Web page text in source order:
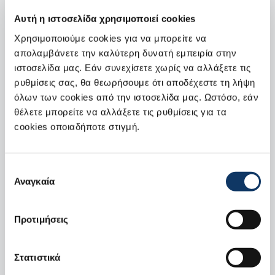
Αυτή η ιστοσελίδα χρησιμοποιεί cookies
Χρησιμοποιούμε cookies για να μπορείτε να
απολαμβάνετε την καλύτερη δυνατή εμπειρία στην
ιστοσελίδα μας. Εάν συνεχίσετε χωρίς να αλλάξετε τις
ρυθμίσεις σας, θα θεωρήσουμε ότι αποδέχεστε τη λήψη
όλων των cookies από την ιστοσελίδα μας. Ωστόσο, εάν
θέλετε μπορείτε να αλλάξετε τις ρυθμίσεις για τα
cookies οποιαδήποτε στιγμή.
συγκατάθεσης
Αναγκαία
Προτιμήσεις
Στατιστικά
H Suzuki που εκπροσωπείται στην Ελλάδα από τη
ΣΦΑΚΙΑΝΑΚΗΣ ΑΕΒΕ, σέβεται και προστατεύει τα
προσωπικά σας δεδομένα φροντίζοντας να σας παρέχει
υπηρεσίες υψηλού επιπέδου. Αν επιθυμείτε να
κρατήσετε την επαφή με τη Suzuki ή/και με τις
υπόλοιπες εταιρείες του Ομίλου μας, συμπληρώστε τις
παρακάτω επιλογές.
προσωπικών δεδομένων
Συναινώ στην ένταξη των προσωπικών μου
δεδομένων σε αρχείο προσωπικών δεδομένων και την
επεξεργασία τους για τον σκοπό της ενημέρωσης για
προώθηση προϊόντων και υπηρεσιών και τη διενέργεια